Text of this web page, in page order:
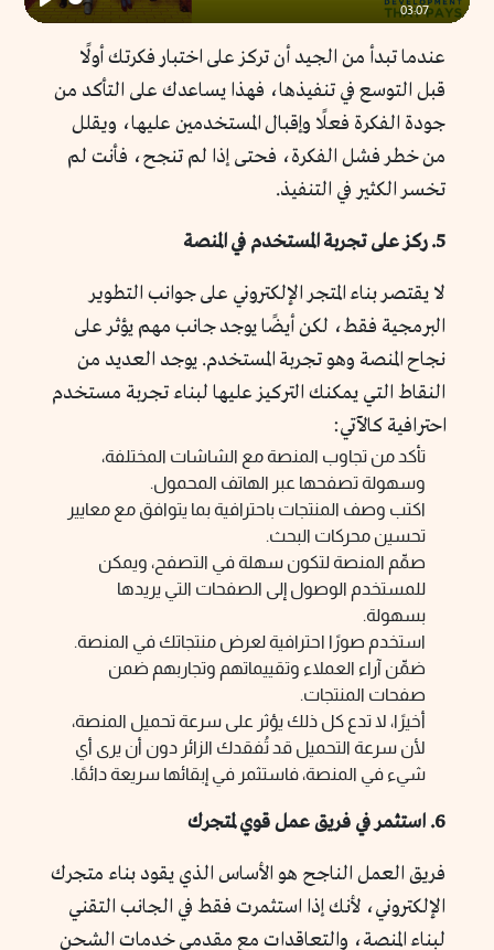
Play
03:07
عندما تبدأ من الجيد أن تركز على اختبار فكرتك أولًا
قبل التوسع في تنفيذها، فهذا يساعدك على التأكد من
جودة الفكرة فعلًا وإقبال المستخدمين عليها، ويقلل
من خطر فشل الفكرة، فحتى إذا لم تنجح، فأنت لم
تخسر الكثير في التنفيذ.
5. ركز على تجربة المستخدم في المنصة
لا يقتصر بناء المتجر الإلكتروني على جوانب التطوير
البرمجية فقط، لكن أيضًا يوجد جانب مهم يؤثر على
نجاح المنصة وهو تجربة المستخدم. يوجد العديد من
النقاط التي يمكنك التركيز عليها لبناء تجربة مستخدم
احترافية كالآتي:
تأكد من تجاوب المنصة مع الشاشات المختلفة،
وسهولة تصفحها عبر الهاتف المحمول.
اكتب وصف المنتجات باحترافية بما يتوافق مع معايير
تحسين محركات البحث.
صمِّم المنصة لتكون سهلة في التصفح، ويمكن
للمستخدم الوصول إلى الصفحات التي يريدها
بسهولة.
استخدم صورًا احترافية لعرض منتجاتك في المنصة.
ضمِّن آراء العملاء وتقييماتهم وتجاربهم ضمن
صفحات المنتجات.
أخيرًا، لا تدع كل ذلك يؤثر على سرعة تحميل المنصة،
لأن سرعة التحميل قد تُفقدك الزائر دون أن يرى أي
شيء في المنصة، فاستثمر في إبقائها سريعة دائمًا.
6. استثمر في فريق عمل قوي لمتجرك
فريق العمل الناجح هو الأساس الذي يقود بناء متجرك
الإلكتروني، لأنك إذا استثمرت فقط في الجانب التقني
لبناء المنصة، والتعاقدات مع مقدمي خدمات الشحن